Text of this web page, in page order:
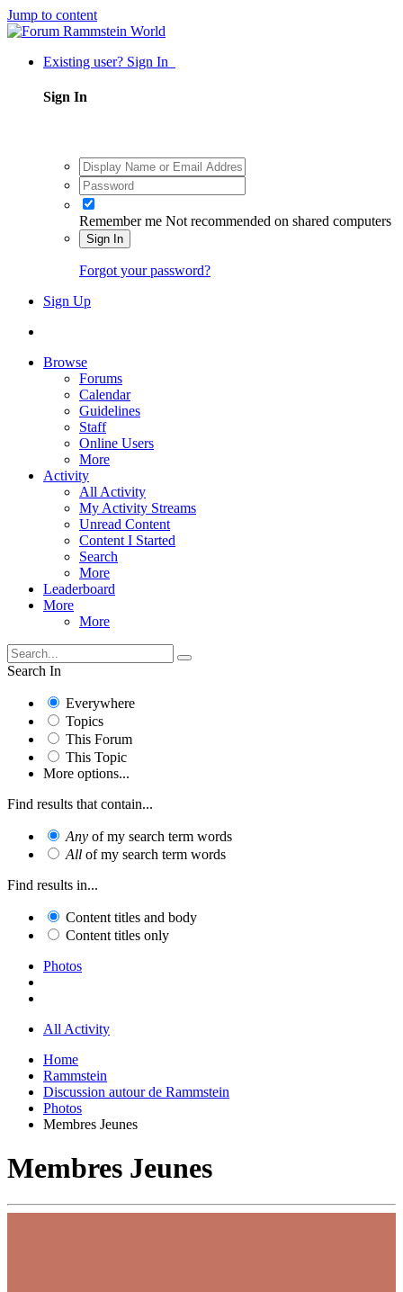
Jump to content
Existing user? Sign In
Sign In
Remember me Not recommended on shared computers
Sign In
Forgot your password?
Sign Up
Browse
Forums
Calendar
Guidelines
Staff
Online Users
More
Activity
All Activity
My Activity Streams
Unread Content
Content I Started
Search
More
Leaderboard
More
More
Search In
Everywhere
Topics
This Forum
This Topic
More options...
Find results that contain...
Any of my search term words
All of my search term words
Find results in...
Content titles and body
Content titles only
Photos
All Activity
Home
Rammstein
Discussion autour de Rammstein
Photos
Membres Jeunes
Membres Jeunes